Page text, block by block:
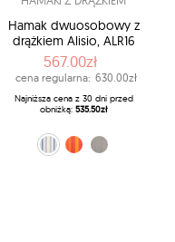
Hamak dwuosobowy z
drążkiem Alisio, ALR16
567.00zł
cena regularna: 630.00zł
Najniższa cena z 30 dni przed
obniżką: 535.50zł
niebiesko-biały (13)
pomarańczowy (28)
szary (W6)